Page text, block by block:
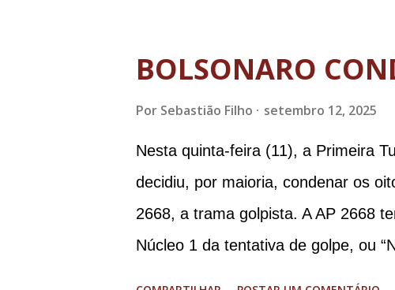
BOLSONARO
Por Sebastião Filho setembro 12, 2025
Nesta quinta-feira (11), a Primeira
decidiu, por maioria, condenar os
2668, a trama golpista. A AP 2668
Núcleo 1 da tentativa de golpe, ou